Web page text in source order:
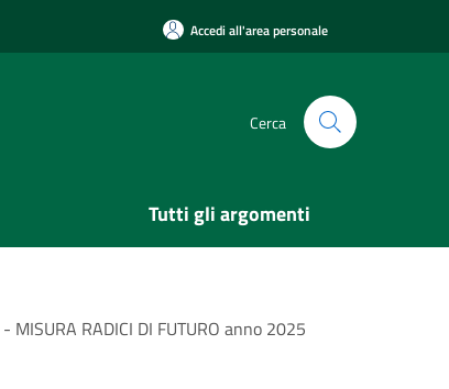
Accedi all'area personale
Cerca
Tutti gli argomenti
MISURA RADICI DI FUTURO anno 2025